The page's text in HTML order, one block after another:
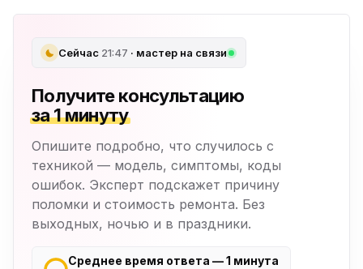
Сейчас 21:47 · мастер на связи
Получите консультацию
за 1 минуту
Опишите подробно, что случилось с
техникой — модель, симптомы, коды
ошибок. Эксперт подскажет причину
поломки и стоимость ремонта. Без
выходных, ночью и в праздники.
Среднее время ответа — 1 минута